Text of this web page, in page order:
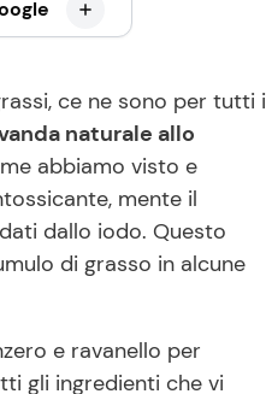
ce ne sono per tutti i
naturale allo
abbiamo visto e
mente il
dallo iodo. Questo
di grasso in alcune
e ravanello per
gli ingredienti che vi